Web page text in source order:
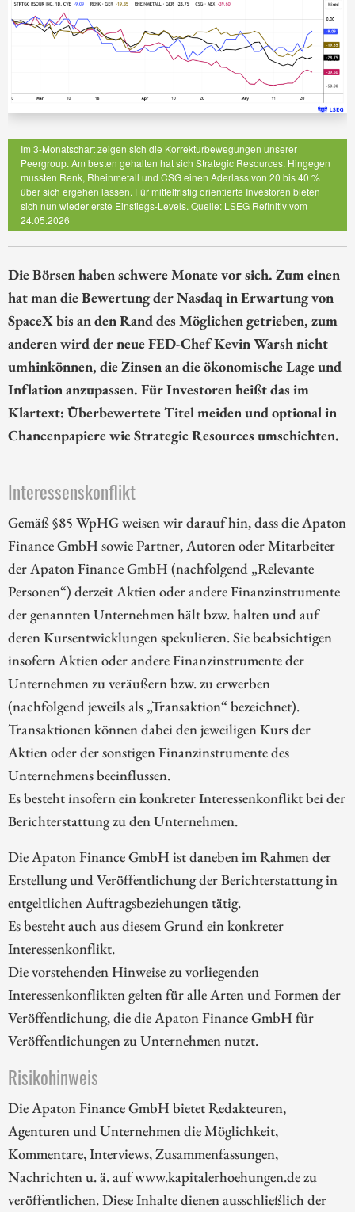
Im 3-Monatschart zeigen sich die Korrekturbewegungen unserer
Peergroup. Am besten gehalten hat sich Strategic Resources. Hingegen
mussten Renk, Rheinmetall und CSG einen Aderlass von 20 bis 40 %
über sich ergehen lassen. Für mittelfristig orientierte Investoren bieten
sich nun wieder erste Einstiegs-Levels. Quelle: LSEG Refinitiv vom
24.05.2026
Die Börsen haben schwere Monate vor sich. Zum einen
hat man die Bewertung der Nasdaq in Erwartung von
SpaceX bis an den Rand des Möglichen getrieben, zum
anderen wird der neue FED-Chef Kevin Warsh nicht
umhinkönnen, die Zinsen an die ökonomische Lage und
Inflation anzupassen. Für Investoren heißt das im
Klartext: Überbewertete Titel meiden und optional in
Chancenpapiere wie Strategic Resources umschichten.
Interessenskonflikt
Gemäß §85 WpHG weisen wir darauf hin, dass die Apaton
Finance GmbH sowie Partner, Autoren oder Mitarbeiter
der Apaton Finance GmbH (nachfolgend „Relevante
Personen“) derzeit Aktien oder andere Finanzinstrumente
der genannten Unternehmen hält bzw. halten und auf
deren Kursentwicklungen spekulieren. Sie beabsichtigen
insofern Aktien oder andere Finanzinstrumente der
Unternehmen zu veräußern bzw. zu erwerben
(nachfolgend jeweils als „Transaktion“ bezeichnet).
Transaktionen können dabei den jeweiligen Kurs der
Aktien oder der sonstigen Finanzinstrumente des
Unternehmens beeinflussen.
Es besteht insofern ein konkreter Interessenkonflikt bei der
Berichterstattung zu den Unternehmen.
Die Apaton Finance GmbH ist daneben im Rahmen der
Erstellung und Veröffentlichung der Berichterstattung in
entgeltlichen Auftragsbeziehungen tätig.
Es besteht auch aus diesem Grund ein konkreter
Interessenkonflikt.
Die vorstehenden Hinweise zu vorliegenden
Interessenkonflikten gelten für alle Arten und Formen der
Veröffentlichung, die die Apaton Finance GmbH für
Veröffentlichungen zu Unternehmen nutzt.
Risikohinweis
Die Apaton Finance GmbH bietet Redakteuren,
Agenturen und Unternehmen die Möglichkeit,
Kommentare, Interviews, Zusammenfassungen,
Nachrichten u. ä. auf www.kapitalerhoehungen.de zu
veröffentlichen. Diese Inhalte dienen ausschließlich der